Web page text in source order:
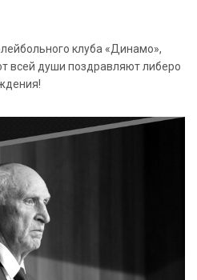
клуба «Динамо»,
всей души поздравляют либеро